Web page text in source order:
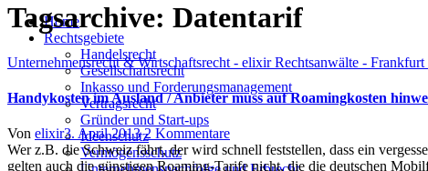
Home
Rechtsgebiete
Handelsrecht
Gesellschaftsrecht
Inkasso und Forderungsmanagement
Vertragsrecht
Gründer und Start-ups
Ideenschutz
Vermögensschutz
Tagsarchive: Datentarif
Unternehmensrecht & Wirtschaftsrecht - elixir Rechtsanwälte - Frankfurt
Handykosten im Ausland / Anbieter muss auf Roamingkosten
Author
Von elixirPosted
on
3. April 2013 2 Kommentarezu
Handykosten
im
Wer z.B. die Schweiz fährt, der wird schnell feststellen, dass ein
gelten auch die günstigen Roaming-Tarife nicht, die die deutschen